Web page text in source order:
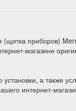
приборов)
магазине
а также
интернет-